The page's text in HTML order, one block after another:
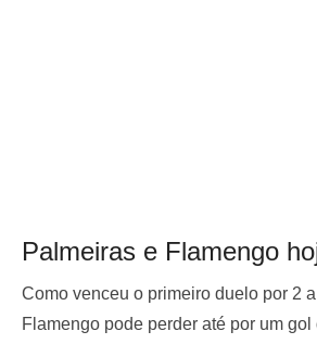
Palmeiras e Flamengo
Como venceu o primeiro duelo por 2
Flamengo pode perder até por um